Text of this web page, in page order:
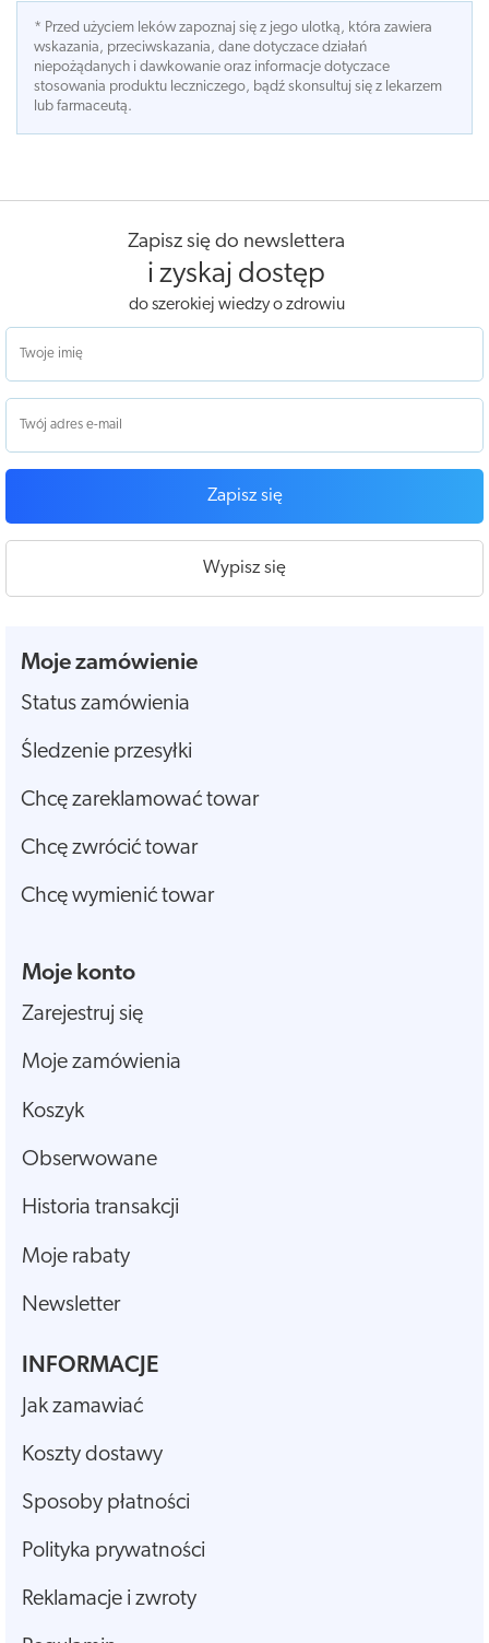
* Przed użyciem leków zapoznaj się z jego ulotką, która zawiera
wskazania, przeciwskazania, dane dotyczace działań
niepożądanych i dawkowanie oraz informacje dotyczace
stosowania produktu leczniczego, bądź skonsultuj się z lekarzem
lub farmaceutą.
Zapisz się do newslettera
i zyskaj dostęp
do szerokiej wiedzy o zdrowiu
Zapisz się
Wypisz się
Moje zamówienie
Status zamówienia
Śledzenie przesyłki
Chcę zareklamować towar
Chcę zwrócić towar
Chcę wymienić towar
Moje konto
Zarejestruj się
Moje zamówienia
Koszyk
Obserwowane
Historia transakcji
Moje rabaty
Newsletter
INFORMACJE
Jak zamawiać
Koszty dostawy
Sposoby płatności
Polityka prywatności
Reklamacje i zwroty